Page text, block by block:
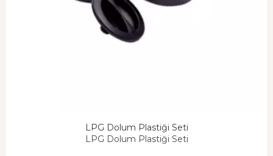
LPG Dolum Plastiği Seti
LPG Dolum Plastiği Seti